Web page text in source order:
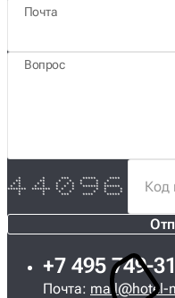
Почта
Вопрос
* * *** ***** ****
** ** * * * * *
* * * * * * * * * *
* * * * * * * ****** ******
******* ******* * * * * * *
* * * * * * *
* * *** **** *****
+7 495 749-
Почта: mail@hotel-